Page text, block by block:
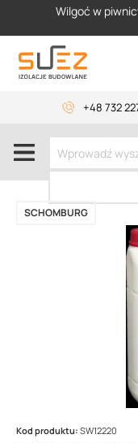
Wilgoć w
+48 732
SCHOMBURG
Kod produktu: SW12220